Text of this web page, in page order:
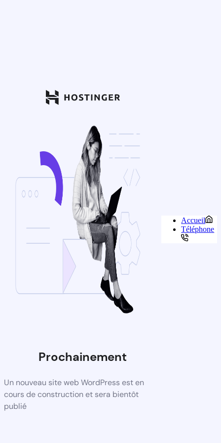
Prochainement
Un nouveau site web WordPress est en
cours de construction et sera bientôt
publié
Accueil
Téléphone